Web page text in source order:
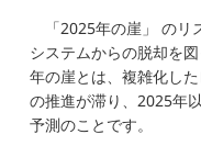
「2025年の崖」 の
システムからの脱却を
年の崖とは、複雑化し
の推進が滞り、2025年
予測のことです。